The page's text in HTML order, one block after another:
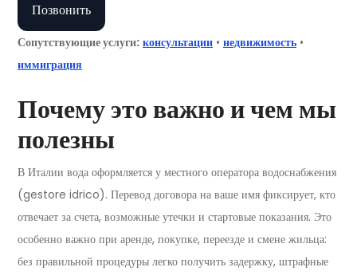
Позвонить
Сопутствующие услуги: консультации • недвижимость •
иммиграция
Почему это важно и чем мы
полезны
В Италии вода оформляется у местного оператора водоснабжения
(gestore idrico). Перевод договора на ваше имя фиксирует, кто
отвечает за счета, возможные утечки и стартовые показания. Это
особенно важно при аренде, покупке, переезде и смене жильца:
без правильной процедуры легко получить задержку, штрафные